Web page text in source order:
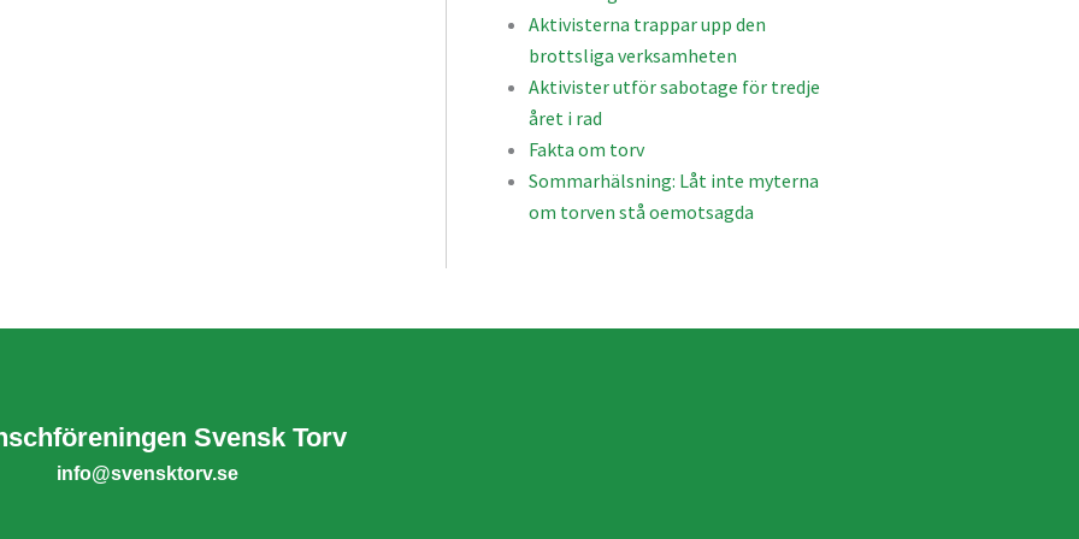
Aktivisterna trappar upp den
brottsliga verksamheten
Aktivister utför sabotage för tredje
året i rad
Fakta om torv
Sommarhälsning: Låt inte myterna
om torven stå oemotsagda
Svensk Torv
info@svensktorv.se